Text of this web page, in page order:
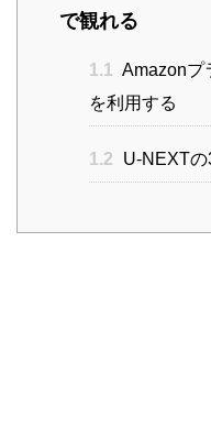
で観れる
1.1 Amazonプ
を利用する
1.2 U-NEXT